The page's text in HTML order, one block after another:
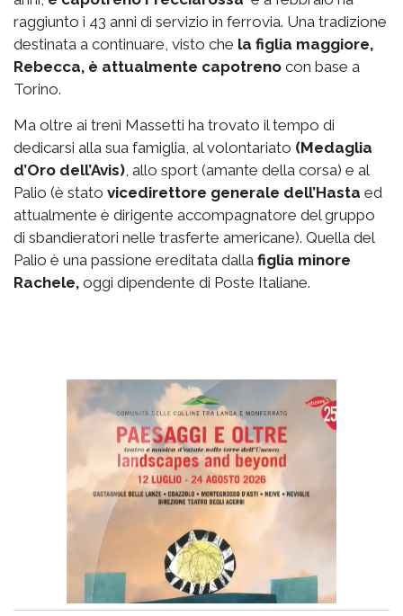
raggiunto i 43 anni di servizio in ferrovia. Una tradizione
destinata a continuare, visto che la figlia maggiore,
Rebecca, è attualmente capotreno con base a
Torino.
Ma oltre ai treni Massetti ha trovato il tempo di
dedicarsi alla sua famiglia, al volontariato (Medaglia
d’Oro dell’Avis) , allo sport (amante della corsa) e al
Palio (è stato vicedirettore generale dell’Hasta ed
attualmente è dirigente accompagnatore del gruppo
di sbandieratori nelle trasferte americane). Quella del
Palio è una passione ereditata dalla figlia minore
Rachele, oggi dipendente di Poste Italiane.